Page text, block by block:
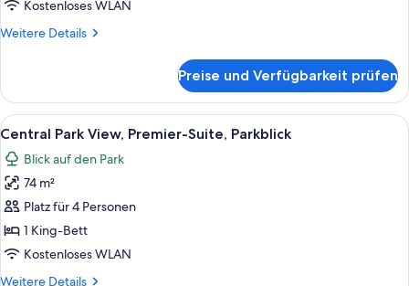
1 King-
anzeigen
Kostenloses WLAN
Weitere Details
Weitere
Park
View,
Premier-
Zimmer,
1 King-
Bett,
Parkblick
Preise und Verfügbarkeit prüfen
Alle
Fotos
für
Central
Park
View,
Premier-
Eine Skyline mit hohen Gebäuden,
11
Central Park View, Premier-Suite, Parkblick
Blick auf den Park
74 m²
Platz für 4 Personen
1 King-Bett
Kostenloses WLAN
Weitere Details
Weitere